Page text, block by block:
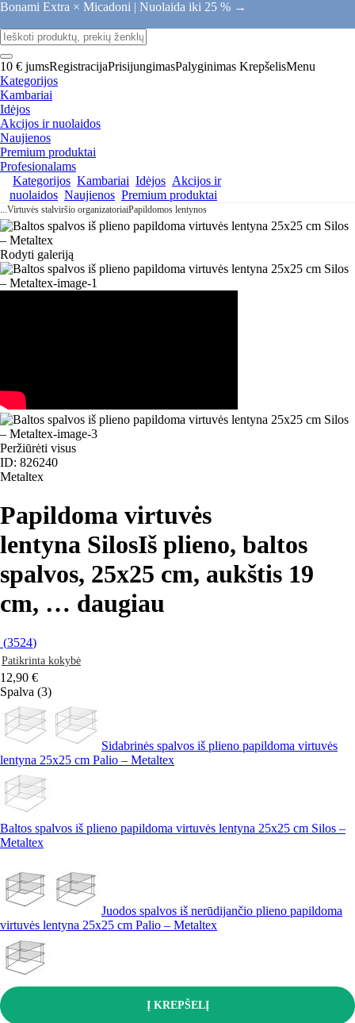
Bonami Extra × Micadoni | Nuolaida iki 25 % →
10 € jumsRegistracijaPrisijungimasPalyginimas KrepšelisMenu
Kategorijos
Kambariai
Idėjos
Akcijos ir nuolaidos
Naujienos
Premium produktai
Profesionalams
Kategorijos Kambariai Idėjos Akcijos ir
nuolaidos Naujienos Premium produktai
...Virtuvės stalviršio organizatoriaiPapildomos lentynos
Rodyti galeriją
Peržiūrėti visus
ID: 826240
Metaltex
Papildoma virtuvės
lentyna SilosIš plieno, baltos
spalvos, 25x25 cm, aukštis 19
cm, … daugiau
(3524)
Patikrinta kokybė
12,90 €
Spalva (3)
Sidabrinės spalvos iš plieno papildoma virtuvės
lentyna 25x25 cm Palio – Metaltex
Baltos spalvos iš plieno papildoma virtuvės lentyna 25x25 cm Silos –
Metaltex
Juodos spalvos iš nerūdijančio plieno papildoma
virtuvės lentyna 25x25 cm Palio – Metaltex
Į KREPŠELĮ